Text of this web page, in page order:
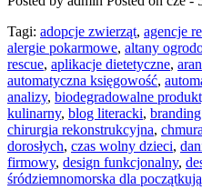
Tagi: adopcje zwierząt, agencje
alergie pokarmowe, altany
rescue, aplikacje dietetyczne,
automatyczna księgowość,
analizy, biodegradowalne
kulinarny, blog literacki,
chirurgia rekonstrukcyjna,
dorosłych, czas wolny dzieci,
firmowy, design funkcjonalny,
śródziemnomorska dla